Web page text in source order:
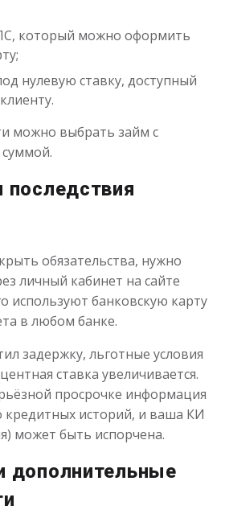
зарплаты
от 1до 21 дня
который можно оформить
нулевую ставку, доступный
можно выбрать займ с
последствия
обязательства, нужно
личный кабинет на сайте
используют банковскую карту
в любом банке.
задержку, льготные условия
ставка увеличивается.
просрочке информация
кредитных историй, и ваша КИ
может быть испорчена.
дополнительные